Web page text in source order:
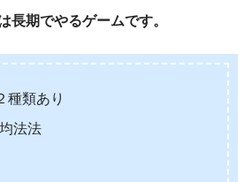
長期でやるゲームです。
種類あり
法法